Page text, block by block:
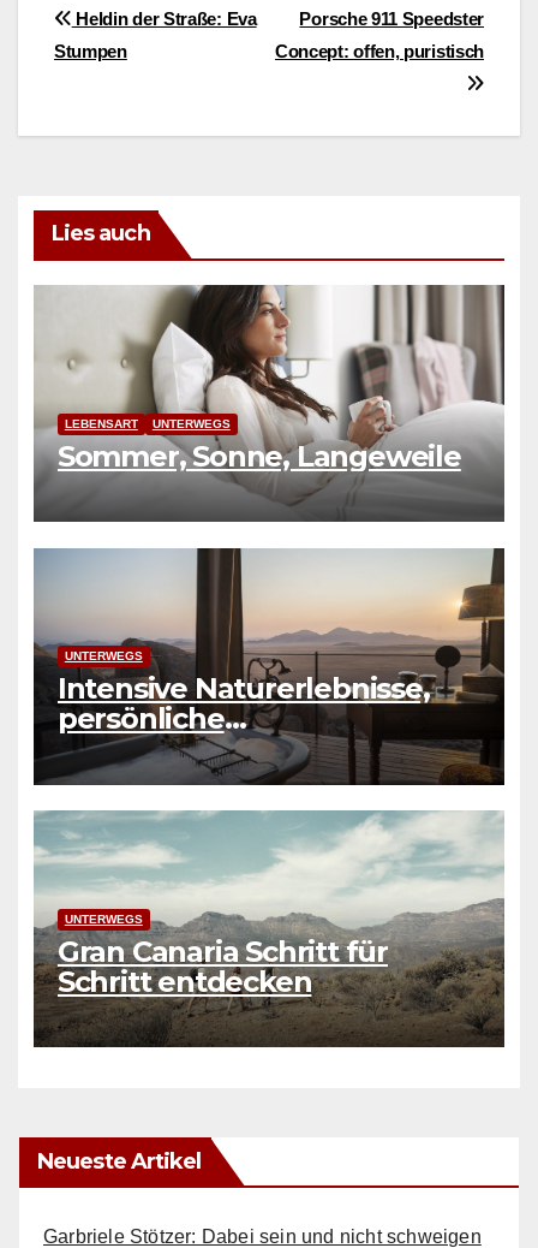
Beitragsnavigation
Porsche 911 Speedster
Concept: offen, puristisch
Heldin der Straße: Eva
Stumpen
Lies auch
LEBENSART UNTERWEGS
Sommer, Sonne, Langeweile
UNTERWEGS
Intensive Naturerlebnisse,
persönliche
Herausforderungen und
authentische Erfahrungen
UNTERWEGS
Gran Canaria Schritt für
Schritt entdecken
Neueste Artikel
Garbriele Stötzer: Dabei sein und nicht schweigen